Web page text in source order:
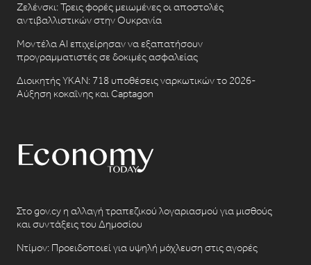
Ζελένσκι: Τρεις φορές μειωμένες οι αποστολές
αντιβαλλιστικών στην Ουκρανία
Μοντέλα AI επιχείρησαν να εξαπατήσουν
προγραμματιστές σε δοκιμές ασφαλείας
Διοικητής ΥΚΑΝ: 718 υποθέσεις ναρκωτικών το 2026-
Αύξηση κοκαΐνης και Captagon
Στο gov.cy η αλλαγή τραπεζικού λογαριασμού για μισθούς
και συντάξεις του Δημοσίου
Ντίμον: Προειδοποιεί για υψηλή μόχλευση στις αγορές